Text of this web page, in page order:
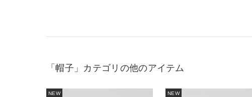
「帽子」カテゴリの他のアイテム
NEW NEW